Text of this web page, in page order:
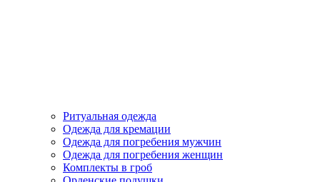
Ритуальная одежда
Одежда для кремации
Одежда для погребения мужчин
Одежда для погребения женщин
Комплекты в гроб